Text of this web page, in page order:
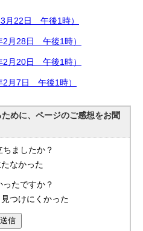
月22日 午後1時）
2月28日 午後1時）
2月20日 午後1時）
2月7日 午後1時）
めに、ページのご感想をお聞
ましたか？
なかった
たですか？
見つけにくかった
送信